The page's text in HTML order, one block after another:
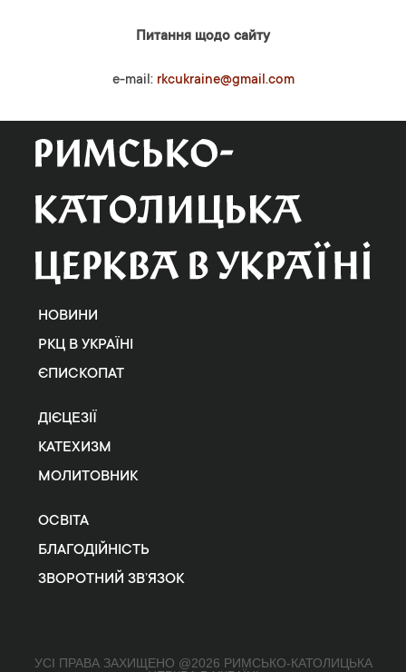
Питання щодо сайту
e-mail: rkcukraine@gmail.com
НОВИНИ
РКЦ В УКРАЇНІ
ЄПИСКОПАТ
ДІЄЦЕЗІЇ
КАТЕХИЗМ
МОЛИТОВНИК
ОСВІТА
БЛАГОДІЙНІСТЬ
ЗВОРОТНИЙ ЗВ’ЯЗОК
УСІ ПРАВА ЗАХИЩЕНО @2026 РИМСЬКО-КАТОЛИЦЬКА